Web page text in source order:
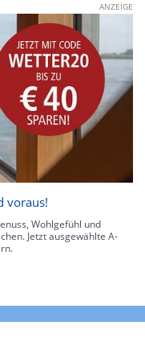
ANZEIGE
voraus!
Wohlgefühl und
Jetzt ausgewählte A-